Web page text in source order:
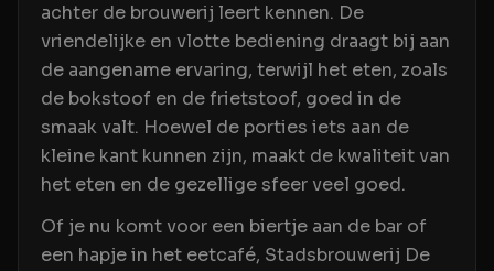
achter de brouwerij leert kennen. De
vriendelijke en vlotte bediening draagt bij aan
de aangename ervaring, terwijl het eten, zoals
de bokstoof en de frietstoof, goed in de
smaak valt. Hoewel de porties iets aan de
kleine kant kunnen zijn, maakt de kwaliteit van
het eten en de gezellige sfeer veel goed.
Of je nu komt voor een biertje aan de bar of
een hapje in het eetcafé, Stadsbrouwerij De